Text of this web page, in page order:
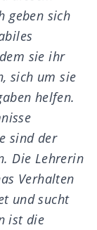
geben sich
sie ihr
sich um sie
helfen.
sind der
Die Lehrerin
Verhalten
und sucht
ist die